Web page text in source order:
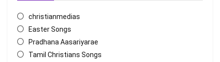
christianmedias
Easter Songs
Pradhana Aasariyarae
Tamil Christians Songs